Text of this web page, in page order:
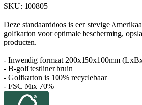
SKU: 100805
Deze standaarddoos is een stevige
golfkarton voor optimale bescherming,
producten.
- Inwendig formaat 200x150x100mm
- B-golf testliner bruin
- Golfkarton is 100% recyclebaar
- FSC Mix 70%